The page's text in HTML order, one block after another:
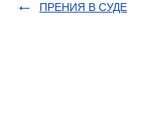
ПРЕНИЯ В СУДЕ